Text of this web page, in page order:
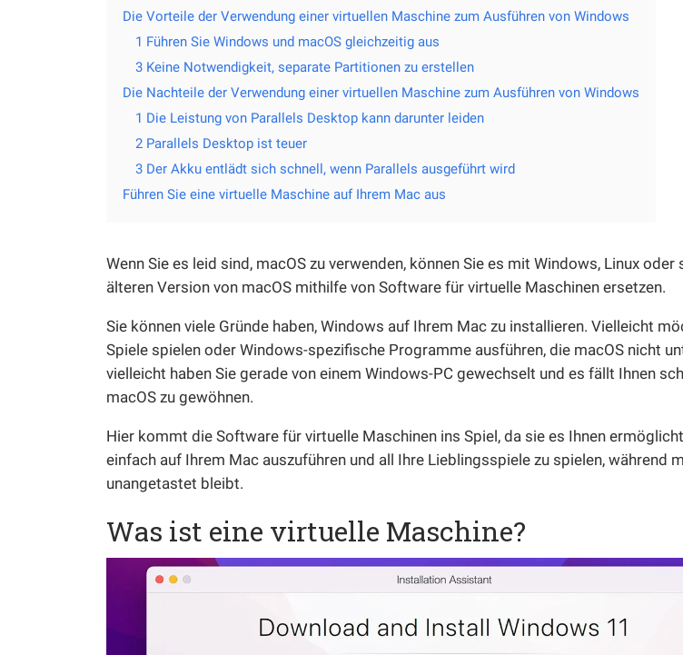
Die Vorteile der Verwendung einer virtuellen Maschine zum Ausführen von Windows
1 Führen Sie Windows und macOS gleichzeitig aus
3 Keine Notwendigkeit, separate Partitionen zu erstellen
Die Nachteile der Verwendung einer virtuellen Maschine zum Ausführen von Windows
1 Die Leistung von Parallels Desktop kann darunter leiden
2 Parallels Desktop ist teuer
3 Der Akku entlädt sich schnell, wenn Parallels ausgeführt wird
Führen Sie eine virtuelle Maschine auf Ihrem Mac aus
Wenn Sie es leid sind, macOS zu verwenden, können Sie es mit Windows, Linux oder
älteren Version von macOS mithilfe von Software für virtuelle Maschinen ersetzen.
Sie können viele Gründe haben, Windows auf Ihrem Mac zu installieren. Vielleicht
Spiele spielen oder Windows-spezifische Programme ausführen, die macOS nicht
vielleicht haben Sie gerade von einem Windows-PC gewechselt und es fällt Ihnen
macOS zu gewöhnen.
Hier kommt die Software für virtuelle Maschinen ins Spiel, da sie es Ihnen
einfach auf Ihrem Mac auszuführen und all Ihre Lieblingsspiele zu spielen, während
unangetastet bleibt.
Was ist eine virtuelle Maschine?